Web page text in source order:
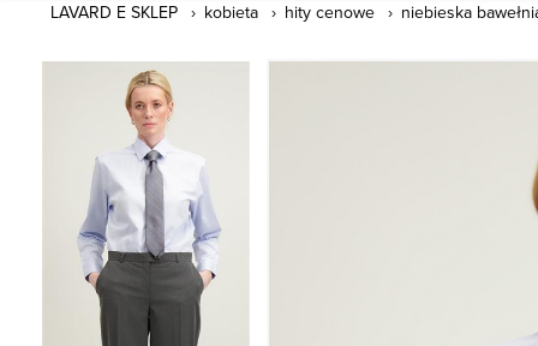
LAVARD E SKLEP kobieta hity cenowe niebieska